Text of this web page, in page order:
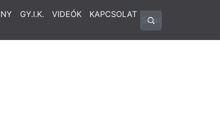
GY.I.K. VIDEÓK KAPCSOLAT